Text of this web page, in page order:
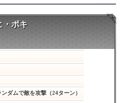
・ポキ
ダムで敵を攻撃（24ターン）